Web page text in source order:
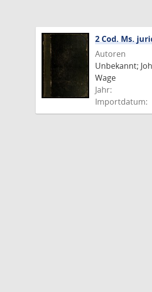
2 Cod. Ms.
Autoren
Unbekannt;
Wage
Jahr:
Importdatum: